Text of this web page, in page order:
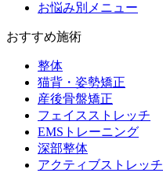
お悩み別メニュー
おすすめ施術
整体
猫背・姿勢矯正
産後骨盤矯正
フェイスストレッチ
EMSトレーニング
深部整体
アクティブストレッチ